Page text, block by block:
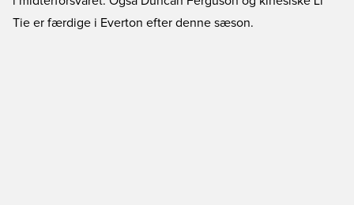
Tie er færdige i Everton efter denne sæson.